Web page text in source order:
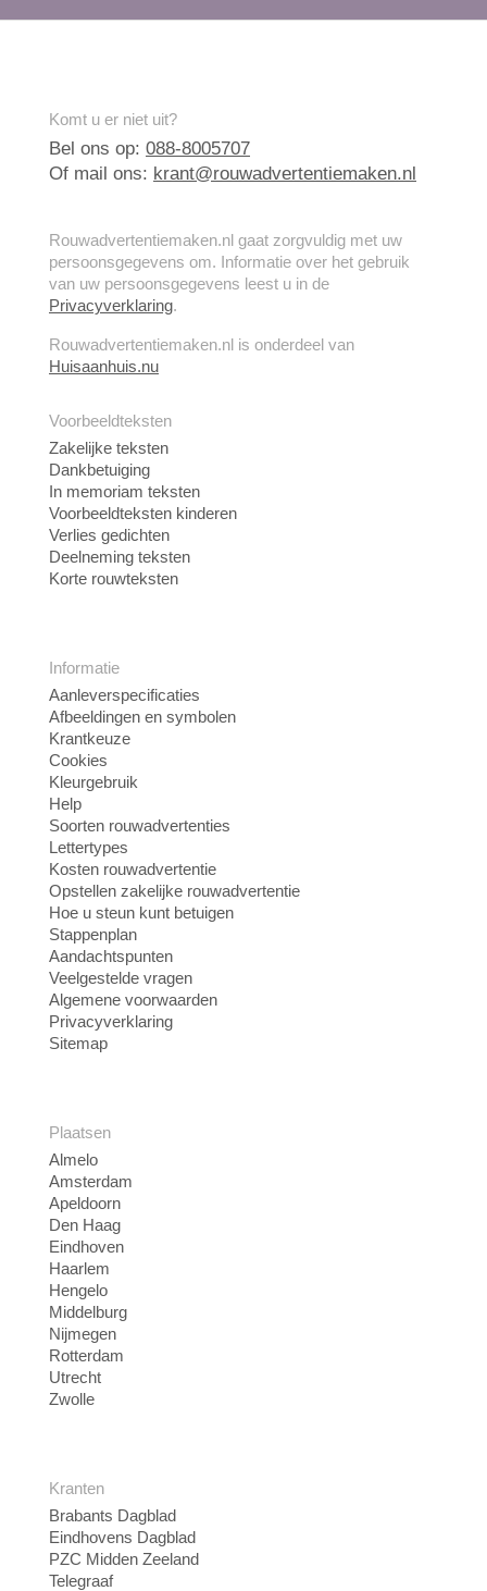
Komt u er niet uit?
Bel ons op: 088-8005707
Of mail ons: krant@rouwadvertentiemaken.nl
Rouwadvertentiemaken.nl gaat zorgvuldig met uw
persoonsgegevens om. Informatie over het gebruik
van uw persoonsgegevens leest u in de
Privacyverklaring.
Rouwadvertentiemaken.nl is onderdeel van
Huisaanhuis.nu
Voorbeeldteksten
Zakelijke teksten
Dankbetuiging
In memoriam teksten
Voorbeeldteksten kinderen
Verlies gedichten
Deelneming teksten
Korte rouwteksten
Informatie
Aanleverspecificaties
Afbeeldingen en symbolen
Krantkeuze
Cookies
Kleurgebruik
Help
Soorten rouwadvertenties
Lettertypes
Kosten rouwadvertentie
Opstellen zakelijke rouwadvertentie
Hoe u steun kunt betuigen
Stappenplan
Aandachtspunten
Veelgestelde vragen
Algemene voorwaarden
Privacyverklaring
Sitemap
Plaatsen
Almelo
Amsterdam
Apeldoorn
Den Haag
Eindhoven
Haarlem
Hengelo
Middelburg
Nijmegen
Rotterdam
Utrecht
Zwolle
Kranten
Brabants Dagblad
Eindhovens Dagblad
PZC Midden Zeeland
Telegraaf